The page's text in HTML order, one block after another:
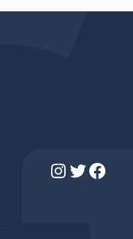
Instagram Twitter Facebook